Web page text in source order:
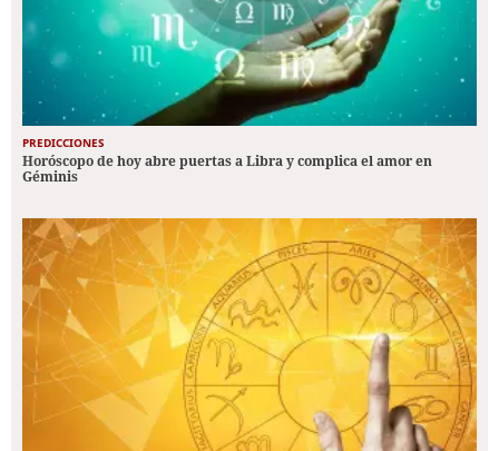
PREDICCIONES
Horóscopo de hoy abre puertas a Libra y complica el amor en
Géminis